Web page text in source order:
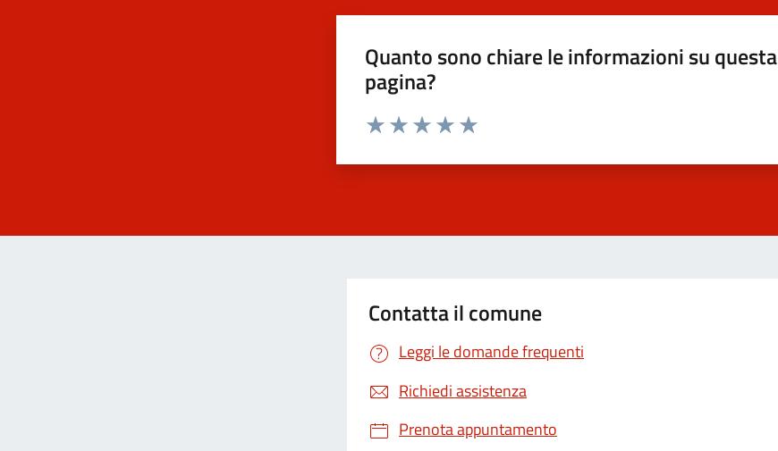
Quanto sono chiare le informazioni su questa
pagina?
Contatta il comune
Leggi le domande frequenti
Richiedi assistenza
Prenota appuntamento